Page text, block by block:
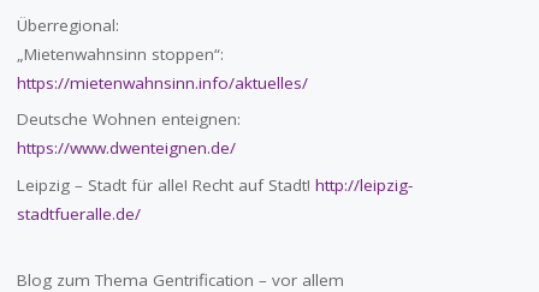
Überregional:
„Mietenwahnsinn stoppen“:
https://mietenwahnsinn.info/aktuelles/
Deutsche Wohnen enteignen:
https://www.dwenteignen.de/
Leipzig – Stadt für alle! Recht auf Stadt! http://leipzig-
stadtfueralle.de/
Blog zum Thema Gentrification – vor allem